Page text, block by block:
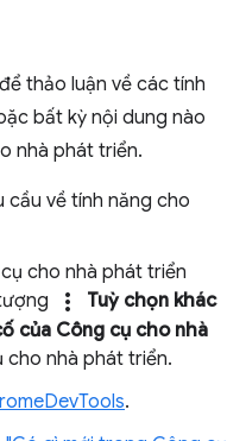
thảo luận về các tính
bất kỳ nội dung nào
nhà phát triển.
cầu về tính năng cho
cho nhà phát triển
more_vert
Tuỳ chọn khác
của Công cụ cho nhà
nhà phát triển.
.